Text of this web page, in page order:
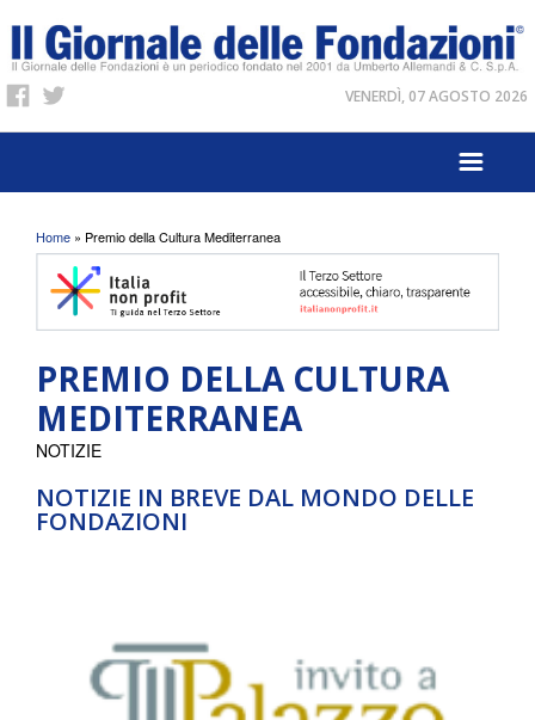
VENERDÌ, 07 AGOSTO 2026
Tu sei qui
Home » Premio della Cultura Mediterranea
PREMIO DELLA CULTURA
MEDITERRANEA
NOTIZIE IN BREVE DAL MONDO DELLE
FONDAZIONI
NOTIZIE